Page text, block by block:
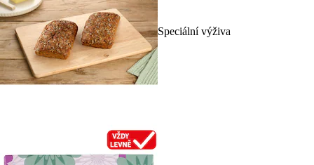
Speciální výživa